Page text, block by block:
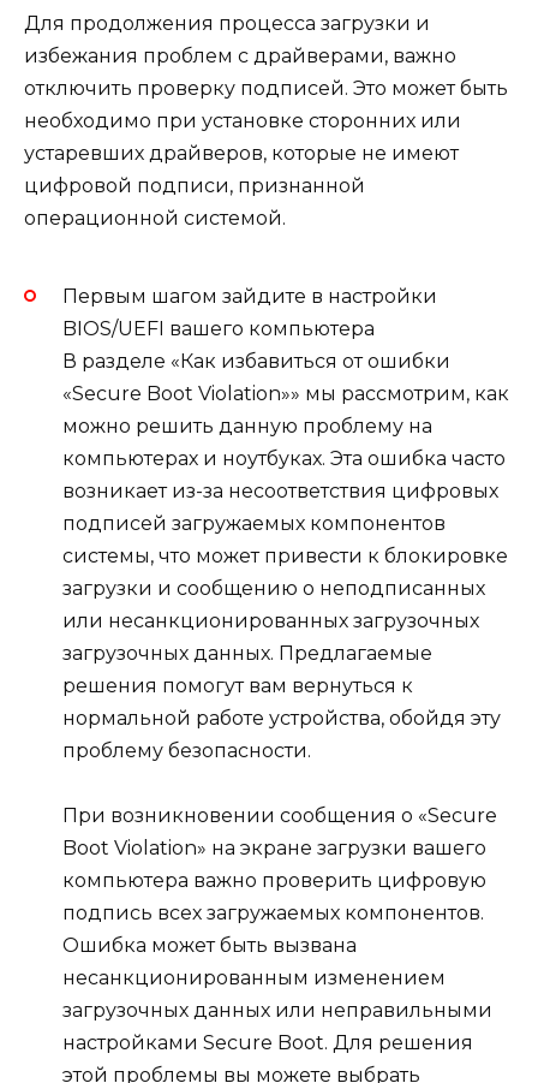
Для продолжения процесса загрузки и
избежания проблем с драйверами, важно
отключить проверку подписей. Это может быть
необходимо при установке сторонних или
устаревших драйверов, которые не имеют
цифровой подписи, признанной
операционной системой.
Первым шагом зайдите в настройки
BIOS/UEFI вашего компьютера
В разделе «Как избавиться от ошибки
«Secure Boot Violation»» мы рассмотрим, как
можно решить данную проблему на
компьютерах и ноутбуках. Эта ошибка часто
возникает из-за несоответствия цифровых
подписей загружаемых компонентов
системы, что может привести к блокировке
загрузки и сообщению о неподписанных
или несанкционированных загрузочных
загрузочных данных. Предлагаемые
решения помогут вам вернуться к
нормальной работе устройства, обойдя эту
проблему безопасности.
При возникновении сообщения о «Secure
Boot Violation» на экране загрузки вашего
компьютера важно проверить цифровую
подпись всех загружаемых компонентов.
Ошибка может быть вызвана
несанкционированным изменением
загрузочных данных или неправильными
настройками Secure Boot. Для решения
этой проблемы вы можете выбрать